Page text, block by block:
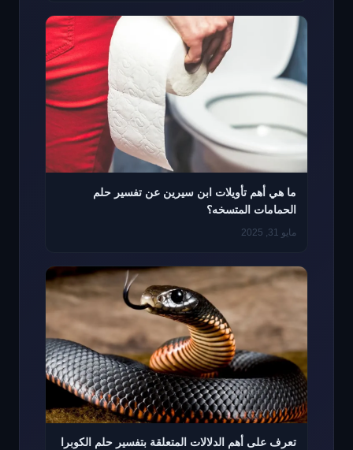
ما هي أهم تأويلات ابن سيرين عن تفسير حلم
الحمامات المتسخه؟
مايو 31, 2025
تعرف على أهم الدلالات المتعلقة بتفسير حلم الكوبرا